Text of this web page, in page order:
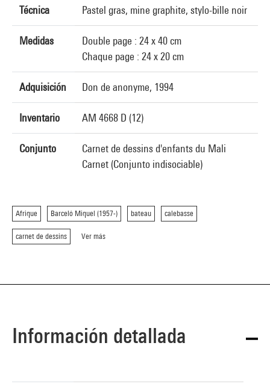
Técnica Pastel gras, mine graphite, stylo-bille noir
Medidas
Double page : 24 x 40 cm
Chaque page : 24 x 20 cm
Adquisición Don de anonyme, 1994
Inventario AM 4668 D (12)
Conjunto
Carnet de dessins d'enfants du Mali
Carnet (Conjunto indisociable)
Afrique Barceló Miquel (1957-) bateau calebasse
carnet de dessins Ver más
Información detallada